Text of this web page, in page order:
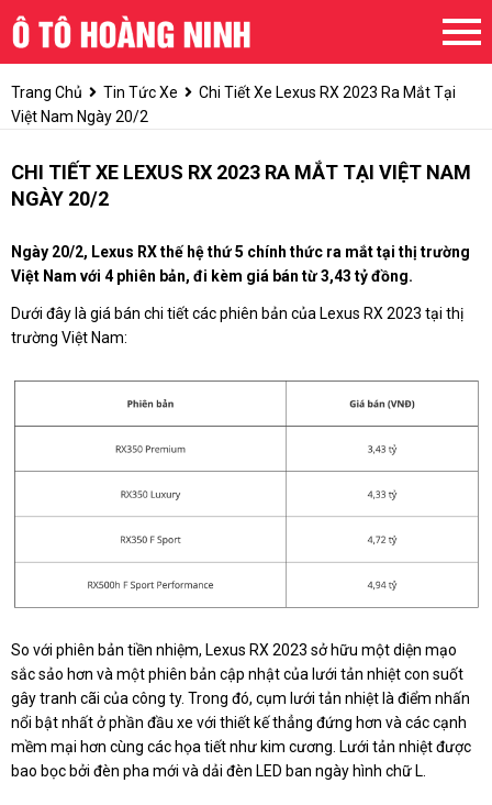
Trang Chủ Tin Tức Xe
Chi Tiết Xe Lexus RX 2023 Ra Mắt Tại
Việt Nam Ngày 20/2
CHI TIẾT XE LEXUS RX 2023 RA MẮT TẠI VIỆT NAM
NGÀY 20/2
Ngày 20/2, Lexus RX thế hệ thứ 5 chính thức ra mắt tại thị trường
Việt Nam với 4 phiên bản, đi kèm giá bán từ 3,43 tỷ đồng.
Dưới đây là giá bán chi tiết các phiên bản của Lexus RX 2023 tại thị
trường Việt Nam:
So với phiên bản tiền nhiệm, Lexus RX 2023 sở hữu một diện mạo
sắc sảo hơn và một phiên bản cập nhật của lưới tản nhiệt con suốt
gây tranh cãi của công ty. Trong đó, cụm lưới tản nhiệt là điểm nhấn
nổi bật nhất ở phần đầu xe với thiết kế thẳng đứng hơn và các cạnh
mềm mại hơn cùng các họa tiết như kim cương. Lưới tản nhiệt được
bao bọc bởi đèn pha mới và dải đèn LED ban ngày hình chữ L.